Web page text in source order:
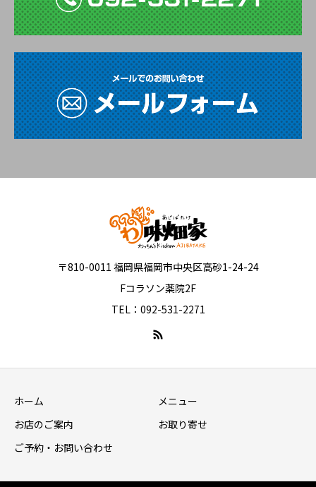
〒810-0011 福岡県福岡市中央区高砂1-24-24
Fコラソン薬院2F
TEL：092-531-2271
ホーム
メニュー
お店のご案内
お取り寄せ
ご予約・お問い合わせ